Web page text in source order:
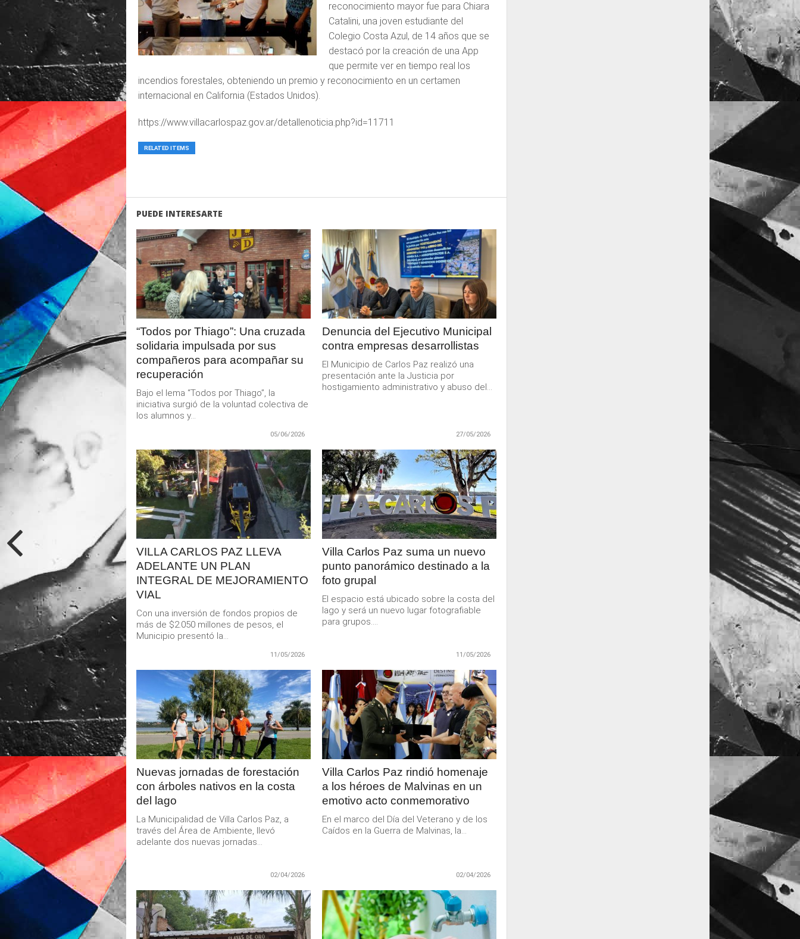
o
disminuir
el
volumen.
reconocimiento mayor fue para Chiara
Catalini, una joven estudiante del
Colegio Costa Azul, de 14 años que se
destacó por la creación de una App
que permite ver en tiempo real los
incendios forestales, obteniendo un premio y reconocimiento en un certamen
internacional en California (Estados Unidos).
https://www.villacarlospaz.gov.ar/detallenoticia.php?id=11711
RELATED ITEMS
PUEDE INTERESARTE
LEER
MAS
“Todos por Thiago”: Una cruzada
solidaria impulsada por sus
compañeros para acompañar su
recuperación
Bajo el lema “Todos por Thiago”, la
iniciativa surgió de la voluntad colectiva de
los alumnos y...
05/06/2026
LEER
MAS
Denuncia del Ejecutivo Municipal
contra empresas desarrollistas
El Municipio de Carlos Paz realizó una
presentación ante la Justicia por
hostigamiento administrativo y abuso del...
27/05/2026
LEER
MAS
VILLA CARLOS PAZ LLEVA
ADELANTE UN PLAN
INTEGRAL DE MEJORAMIENTO
VIAL
Con una inversión de fondos propios de
más de $2.050 millones de pesos, el
Municipio presentó la...
11/05/2026
LEER
MAS
Villa Carlos Paz suma un nuevo
punto panorámico destinado a la
foto grupal
El espacio está ubicado sobre la costa del
lago y será un nuevo lugar fotografiable
para grupos....
11/05/2026
LEER
MAS
Nuevas jornadas de forestación
con árboles nativos en la costa
del lago
La Municipalidad de Villa Carlos Paz, a
través del Área de Ambiente, llevó
adelante dos nuevas jornadas...
02/04/2026
LEER
MAS
Villa Carlos Paz rindió homenaje
a los héroes de Malvinas en un
emotivo acto conmemorativo
En el marco del Día del Veterano y de los
Caídos en la Guerra de Malvinas, la...
02/04/2026
LEER
MAS
LEER
MAS